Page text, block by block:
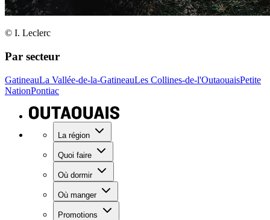
© I. Leclerc
Par secteur
GatineauLa Vallée-de-la-GatineauLes Collines-de-l'OutaouaisPetite
NationPontiac
La région
Quoi faire
Où dormir
Où manger
Promotions